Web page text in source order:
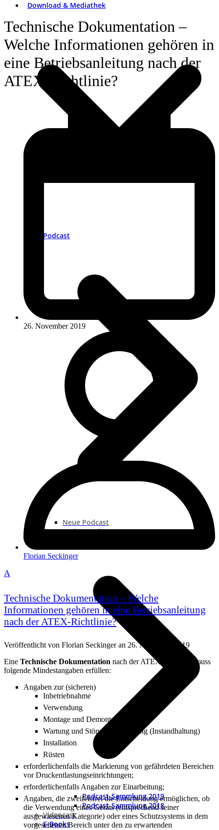
Download & Mediathek
Podcast
Neue Podcast
Podcast „Shorts“
Podcast-Sammlung 2019
Podcast-Sammlung 2018
Videocast
E-Books
Technische Dokumentation –
Welche Informationen gehören in
eine Betriebsanleitung nach der
ATEX-Richtlinie?
26. November 2019
Florian Seckinger
A
Technische Dokumentation – Welche
Informationen gehören in eine Betriebsanleitung
nach der ATEX-Richtlinie?
Veröffentlicht von Florian Seckingeran 26. November 2019
Eine Technische Dokumentation nach der ATEX-Richtlinie muss
folgende Mindestangaben erfüllen:
Angaben zur (sicheren)
Inbetriebnahme
Verwendung
Montage und Demontage
Wartung und Störungsbeseitigung (Instandhaltung)
Installation
Rüsten
erforderlichenfalls die Markierung von gefährdeten Bereichen
vor Druckentlastungseinrichtungen;
erforderlichenfalls Angaben zur Einarbeitung;
Angaben, die zweifelsfrei die Entscheidung ermöglichen, ob
die Verwendung eines Geräts (entsprechend seiner
ausgewiesenen Kategorie) oder eines Schutzsystems in dem
vorgesehenen Bereich unter den zu erwartenden